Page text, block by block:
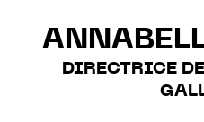
DIRECTRICE